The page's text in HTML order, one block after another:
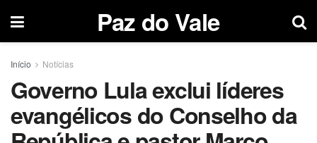
Paz do Vale
Início Notícias
Governo Lula exclui líderes
evangélicos do Conselho da